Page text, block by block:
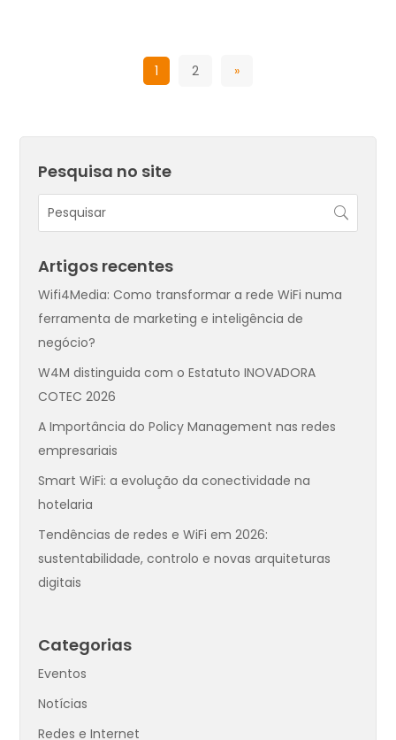
1 2 »
Pesquisa no site
Artigos recentes
Wifi4Media: Como transformar a rede WiFi numa
ferramenta de marketing e inteligência de
negócio?
W4M distinguida com o Estatuto INOVADORA
COTEC 2026
A Importância do Policy Management nas redes
empresariais
Smart WiFi: a evolução da conectividade na
hotelaria
Tendências de redes e WiFi em 2026:
sustentabilidade, controlo e novas arquiteturas
digitais
Categorias
Eventos
Notícias
Redes e Internet